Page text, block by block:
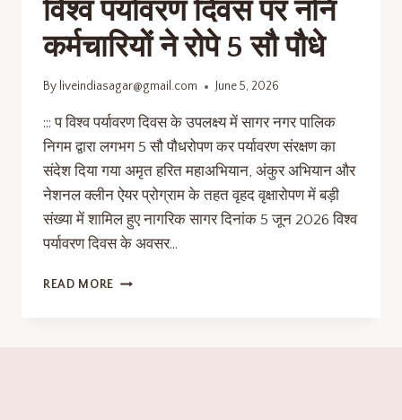
विश्व पर्यावरण दिवस पर ननि
कर्मचारियों ने रोपे 5 सौ पौधे
By liveindiasagar@gmail.com June 5, 2026
::: प विश्व पर्यावरण दिवस के उपलक्ष्य में सागर नगर पालिक
निगम द्वारा लगभग 5 सौ पौधरोपण कर पर्यावरण संरक्षण का
संदेश दिया गया अमृत ​​हरित महाअभियान, अंकुर अभियान और
नेशनल क्लीन ऐयर प्रोग्राम के तहत वृहद वृक्षारोपण में बड़ी
संख्या में शामिल हुए नागरिक सागर दिनांक 5 जून 2026 विश्व
पर्यावरण दिवस के अवसर…
READ MORE